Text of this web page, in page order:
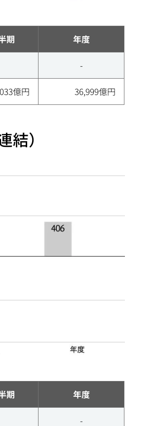
期 年度
-
億円 36,999億円
）
期 年度
-